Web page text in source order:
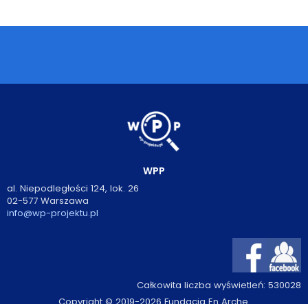
Podcasty
O książkach
FAQ
Kontakt
WPP
al. Niepodległości 124, lok. 26
02-577 Warszawa
info@wp-projektu.pl
Całkowita liczba wyświetleń: 530028